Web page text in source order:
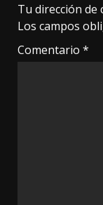
Tu dirección de
Los campos
Comentario *